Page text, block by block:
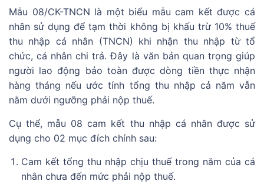
Mẫu 08/CK-TNCN là một biểu mẫu cam kết được cá
nhân sử dụng để tạm thời không bị khấu trừ 10% thuế
thu nhập cá nhân (TNCN) khi nhận thu nhập từ tổ
chức, cá nhân chi trả. Đây là văn bản quan trọng giúp
người lao động bảo toàn được dòng tiền thực nhận
hàng tháng nếu ước tính tổng thu nhập cả năm vẫn
nằm dưới ngưỡng phải nộp thuế.
Cụ thể, mẫu 08 cam kết thu nhập cá nhân được sử
dụng cho 02 mục đích chính sau:
Cam kết tổng thu nhập chịu thuế trong năm của cá
nhân chưa đến mức phải nộp thuế.